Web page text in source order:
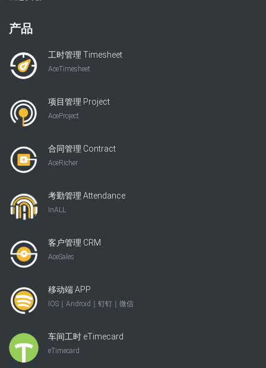
产品
工时管理 Timesheet
AceTimesheet
项目管理 Project
AceProject
合同管理 Contract
AceRicher
考勤管理 Attendance
InALL
客户管理 CRM
AceSales
移动端 APP
IOS｜Android｜钉钉｜微信
车间工时 eTimecard
eTimecard